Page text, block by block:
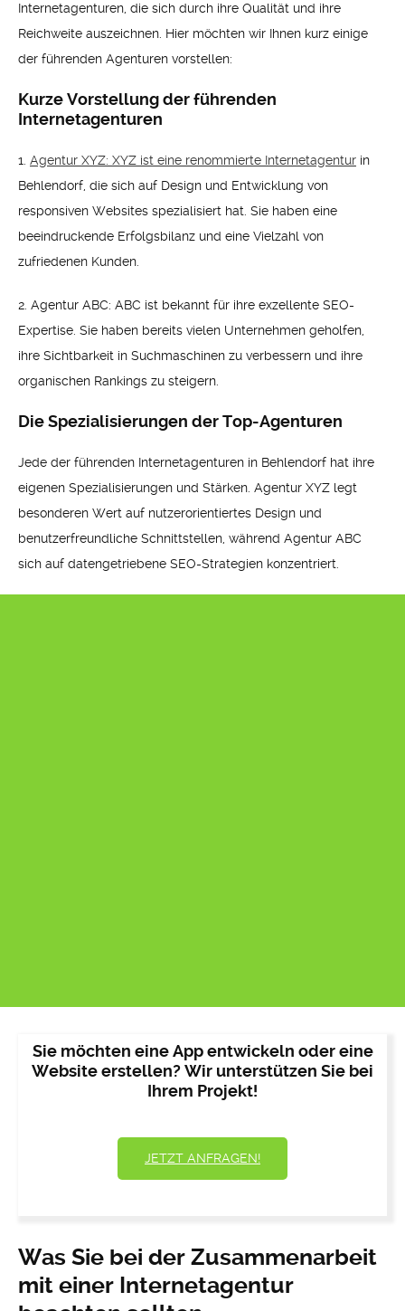
Internetagenturen, die sich durch ihre Qualität und ihre
Reichweite auszeichnen. Hier möchten wir Ihnen kurz einige
der führenden Agenturen vorstellen:
Kurze Vorstellung der führenden
Internetagenturen
1. Agentur XYZ: XYZ ist eine renommierte Internetagentur in
Behlendorf, die sich auf Design und Entwicklung von
responsiven Websites spezialisiert hat. Sie haben eine
beeindruckende Erfolgsbilanz und eine Vielzahl von
zufriedenen Kunden.
2. Agentur ABC: ABC ist bekannt für ihre exzellente SEO-
Expertise. Sie haben bereits vielen Unternehmen geholfen,
ihre Sichtbarkeit in Suchmaschinen zu verbessern und ihre
organischen Rankings zu steigern.
Die Spezialisierungen der Top-Agenturen
Jede der führenden Internetagenturen in Behlendorf hat ihre
eigenen Spezialisierungen und Stärken. Agentur XYZ legt
besonderen Wert auf nutzerorientiertes Design und
benutzerfreundliche Schnittstellen, während Agentur ABC
sich auf datengetriebene SEO-Strategien konzentriert.
Sie möchten eine App entwickeln oder eine
Website erstellen? Wir unterstützen Sie bei
Ihrem Projekt!
JETZT ANFRAGEN!
Was Sie bei der Zusammenarbeit
mit einer Internetagentur